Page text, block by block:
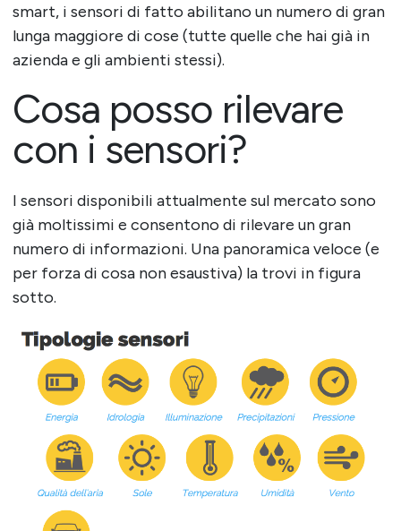
smart, i sensori di fatto abilitano un numero di gran
lunga maggiore di cose (tutte quelle che hai già in
azienda e gli ambienti stessi).
Cosa posso rilevare
con i sensori?
I sensori disponibili attualmente sul mercato sono
già moltissimi e consentono di rilevare un gran
numero di informazioni. Una panoramica veloce (e
per forza di cosa non esaustiva) la trovi in figura
sotto.